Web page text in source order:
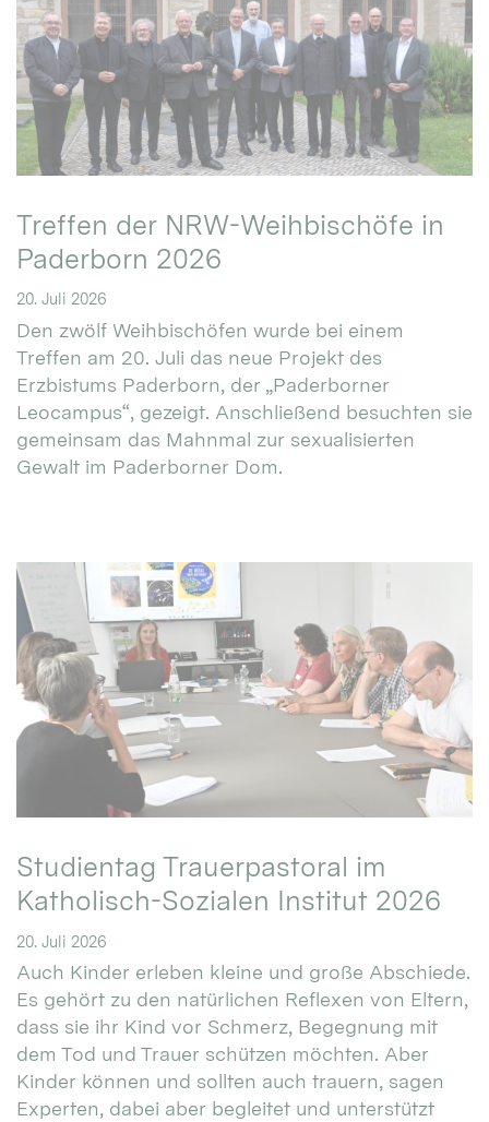
Treffen der NRW-Weihbischöfe in
Paderborn 2026
20. Juli 2026
Den zwölf Weihbischöfen wurde bei einem
Treffen am 20. Juli das neue Projekt des
Erzbistums Paderborn, der „Paderborner
Leocampus“, gezeigt. Anschließend besuchten sie
gemeinsam das Mahnmal zur sexualisierten
Gewalt im Paderborner Dom.
Studientag Trauerpastoral im
Katholisch-Sozialen Institut 2026
20. Juli 2026
Auch Kinder erleben kleine und große Abschiede.
Es gehört zu den natürlichen Reflexen von Eltern,
dass sie ihr Kind vor Schmerz, Begegnung mit
dem Tod und Trauer schützen möchten. Aber
Kinder können und sollten auch trauern, sagen
Experten, dabei aber begleitet und unterstützt